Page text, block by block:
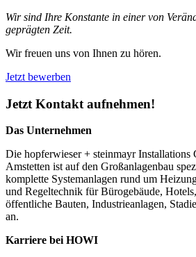
Wir sind Ihre Konstante in einer von
geprägten Zeit.
Wir freuen uns von Ihnen zu hören.
Jetzt bewerben
Jetzt Kontakt aufnehmen!
Das Unternehmen
Die hopferwieser + steinmayr Installations
Amstetten ist auf den Großanlagenbau
komplette Systemanlagen rund um
und Regeltechnik für Bürogebäude,
öffentliche Bauten, Industrieanlagen,
an.
Karriere bei HOWI